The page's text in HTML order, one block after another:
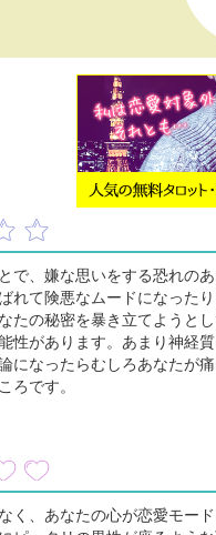
、嫌な思いをする恐れの
れて険悪なムードになったり
の秘密を暴き立てようと
性があります。あまり神経
なったらむしろあなたが
ろです。
、あなたの心が恋愛モー